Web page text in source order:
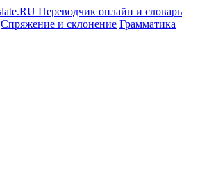
Спряжение и склонение Грамматика